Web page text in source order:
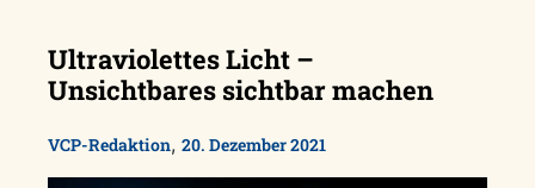
Ultraviolettes Licht –
Unsichtbares sichtbar machen
VCP-Redaktion, 20. Dezember 2021